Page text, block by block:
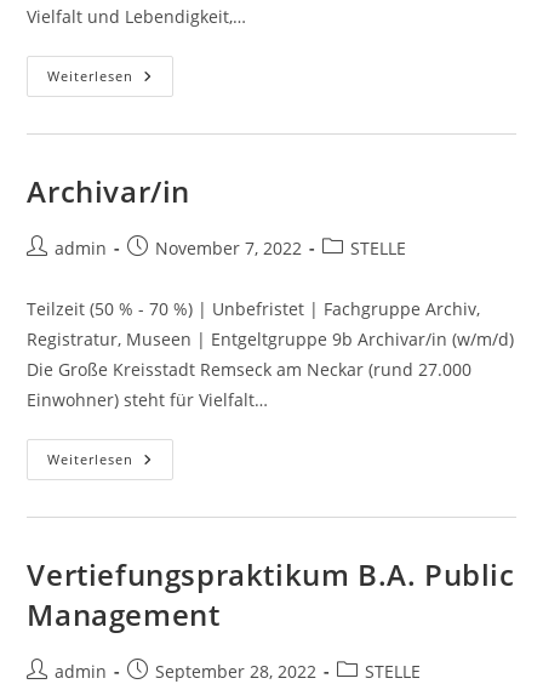
Vielfalt und Lebendigkeit,…
Weiterlesen
Archivar/in
admin November 7, 2022 STELLE
Teilzeit (50 % - 70 %) | Unbefristet | Fachgruppe Archiv,
Registratur, Museen | Entgeltgruppe 9b Archivar/in (w/m/d)
Die Große Kreisstadt Remseck am Neckar (rund 27.000
Einwohner) steht für Vielfalt…
Weiterlesen
Vertiefungspraktikum B.A. Public
Management
admin September 28, 2022 STELLE